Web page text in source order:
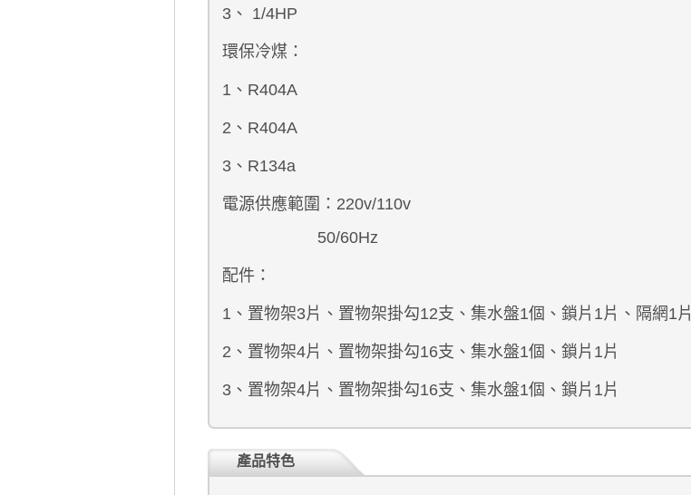
3、 1/4HP
環保冷煤：
1、R404A
2、R404A
3、R134a
電源供應範圍：220v/110v
50/60Hz
配件：
1、置物架3片、置物架掛勾12支、集水盤1個、鎖片1片、隔網1片
2、置物架4片、置物架掛勾16支 、集水盤1個、鎖片1片
3、置物架4片、置物架掛勾16支、集水盤1個、鎖片1片
產品特色